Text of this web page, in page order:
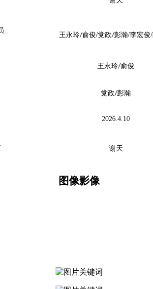
王永玲/俞俊/党政/彭瀚/李宏俊/
王永玲/俞俊
党政/彭瀚
2026. 4.10
谢天
图像影像